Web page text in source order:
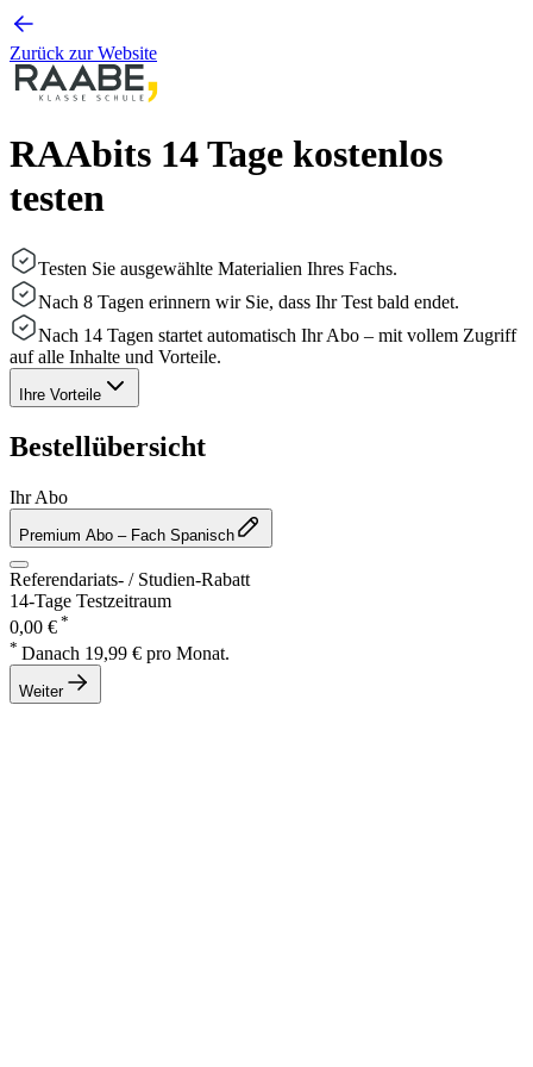
Zurück zur Website
RAAbits 14 Tage kostenlos
testen
Testen Sie ausgewählte Materialien Ihres Fachs.
Nach 8 Tagen erinnern wir Sie, dass Ihr Test bald endet.
Nach 14 Tagen startet automatisch Ihr Abo – mit vollem Zugriff
auf alle Inhalte und Vorteile.
Ihre Vorteile
Bestellübersicht
Ihr Abo
Premium Abo – Fach Spanisch
Referendariats- / Studien-Rabatt
14-Tage Testzeitraum
0,00 € *
* Danach 19,99 € pro Monat.
Weiter